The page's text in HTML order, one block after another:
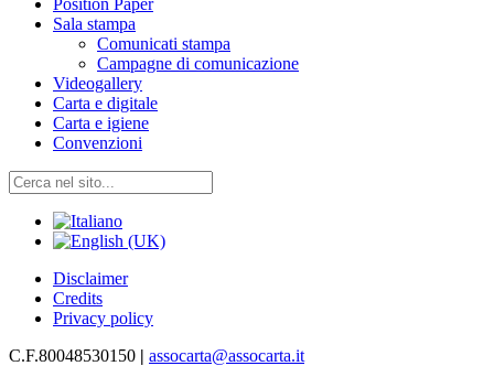
Position Paper
Sala stampa
Comunicati stampa
Campagne di comunicazione
Videogallery
Carta e digitale
Carta e igiene
Convenzioni
Disclaimer
Credits
Privacy policy
C.F.80048530150 | assocarta@assocarta.it